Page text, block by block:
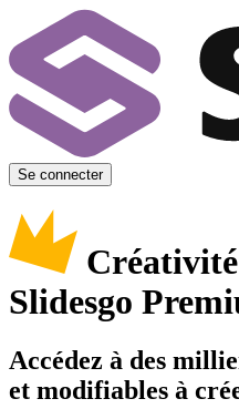
Se connecter
Slidesgo
Accédez à des
et modifiables à